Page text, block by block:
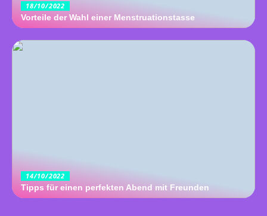
18/10/2022
Vorteile der Wahl einer Menstruationstasse
14/10/2022
Tipps für einen perfekten Abend mit Freunden